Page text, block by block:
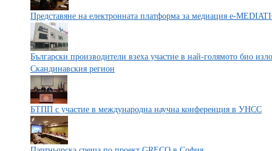
Представяне на електронната платформа за медиация e-
Български производители взеха участие в най-голямото био
Скандинавския регион
БТПП с участие в международна научна конференция в УНСС